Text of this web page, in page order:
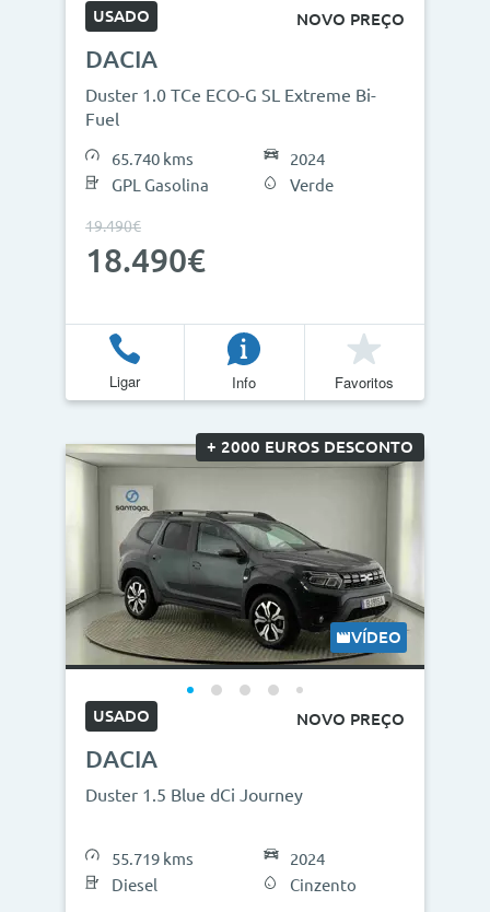
USADO NOVO PREÇO
DACIA
Duster 1.0 TCe ECO-G SL Extreme Bi-
Fuel
65.740 kms
GPL Gasolina
2024
Verde
19.490€
18.490€
Ligar Info Favoritos
+ 2000 EUROS DESCONTO
VÍDEO
USADO NOVO PREÇO
DACIA
Duster 1.5 Blue dCi Journey
55.719 kms
Diesel
2024
Cinzento